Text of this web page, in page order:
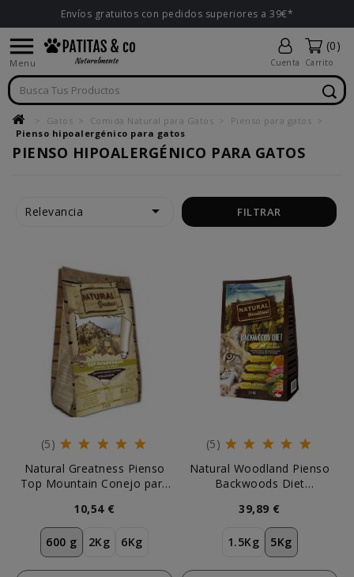
Envíos gratuitos con pedidos superiores a 39€*

Menu Cuenta
(0)
Carrito
Gatos Comida Natural para Gatos
Pienso para gatos
Pienso hipoalergénico para gatos
PIENSO HIPOALERGÉNICO PARA GATOS
Relevancia  FILTRAR
(5)
Natural Greatness Pienso
Top Mountain Conejo para
10,54 €
600 g 2Kg 6Kg
(5)
Natural Woodland Pienso
Backwoods Diet
Gato
39,89 €
1.5Kg 5Kg